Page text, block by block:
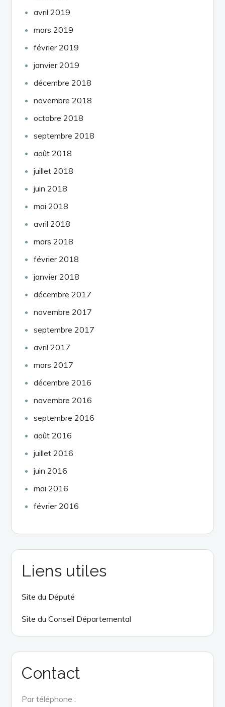
avril 2019
mars 2019
février 2019
janvier 2019
décembre 2018
novembre 2018
octobre 2018
septembre 2018
août 2018
juillet 2018
juin 2018
mai 2018
avril 2018
mars 2018
février 2018
janvier 2018
décembre 2017
novembre 2017
septembre 2017
avril 2017
mars 2017
décembre 2016
novembre 2016
septembre 2016
août 2016
juillet 2016
juin 2016
mai 2016
février 2016
Liens utiles
Site du Député
Site du Conseil Départemental
Contact
Par téléphone :